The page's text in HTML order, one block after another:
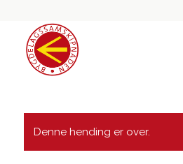
Denne hending er over.